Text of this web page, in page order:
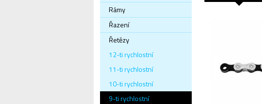
Rámy
Řazení
Řetězy
12-ti rychlostní
11-ti rychlostní
10-ti rychlostní
9-ti rychlostní